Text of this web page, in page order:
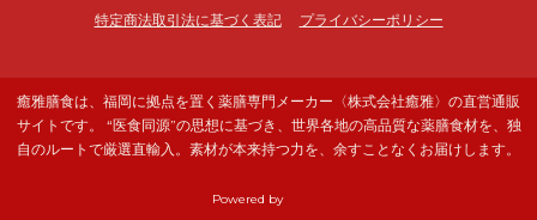
特定商法取引法に基づく表記 プライバシーポリシー
癒雅膳食は、福岡に拠点を置く薬膳専門メーカー〈株式会社癒雅〉の直営通販
サイトです。 “医食同源”の思想に基づき、世界各地の高品質な薬膳食材を、独
自のルートで厳選直輸入。素材が本来持つ力を、余すことなくお届けします。
Powered by